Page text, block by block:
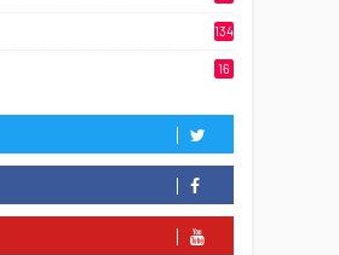
134
16